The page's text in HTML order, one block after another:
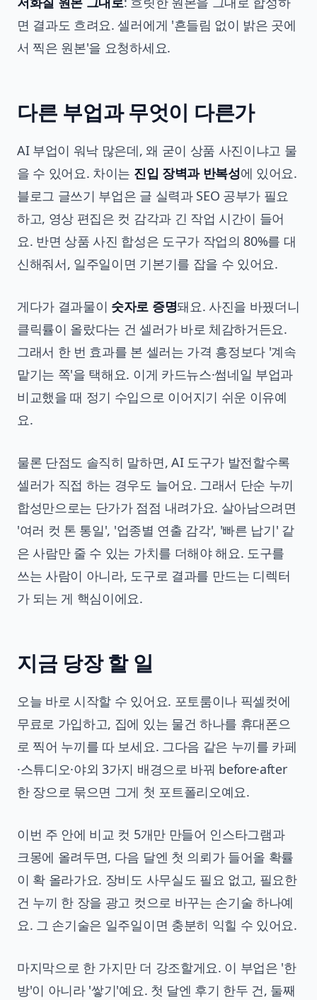
면 결과도 흐려요. 셀러에게 '흔들림 없이 밝은 곳에
서 찍은 원본'을 요청하세요.
다른 부업과 무엇이 다른가
AI 부업이 워낙 많은데, 왜 굳이 상품 사진이냐고 물
을 수 있어요. 차이는 진입 장벽과 반복성에 있어요.
블로그 글쓰기 부업은 글 실력과 SEO 공부가 필요
하고, 영상 편집은 컷 감각과 긴 작업 시간이 들어
요. 반면 상품 사진 합성은 도구가 작업의 80%를 대
신해줘서, 일주일이면 기본기를 잡을 수 있어요.
게다가 결과물이 숫자로 증명돼요. 사진을 바꿨더니
클릭률이 올랐다는 건 셀러가 바로 체감하거든요.
그래서 한 번 효과를 본 셀러는 가격 흥정보다 '계속
맡기는 쪽'을 택해요. 이게 카드뉴스·썸네일 부업과
비교했을 때 정기 수입으로 이어지기 쉬운 이유예
요.
물론 단점도 솔직히 말하면, AI 도구가 발전할수록
셀러가 직접 하는 경우도 늘어요. 그래서 단순 누끼
합성만으로는 단가가 점점 내려가요. 살아남으려면
'여러 컷 톤 통일', '업종별 연출 감각', '빠른 납기' 같
은 사람만 줄 수 있는 가치를 더해야 해요. 도구를
쓰는 사람이 아니라, 도구로 결과를 만드는 디렉터
가 되는 게 핵심이에요.
지금 당장 할 일
오늘 바로 시작할 수 있어요. 포토룸이나 픽셀컷에
무료로 가입하고, 집에 있는 물건 하나를 휴대폰으
로 찍어 누끼를 따 보세요. 그다음 같은 누끼를 카페
·스튜디오·야외 3가지 배경으로 바꿔 before·after
한 장으로 묶으면 그게 첫 포트폴리오예요.
이번 주 안에 비교 컷 5개만 만들어 인스타그램과
크몽에 올려두면, 다음 달엔 첫 의뢰가 들어올 확률
이 확 올라가요. 장비도 사무실도 필요 없고, 필요한
건 누끼 한 장을 광고 컷으로 바꾸는 손기술 하나예
요. 그 손기술은 일주일이면 충분히 익힐 수 있어요.
마지막으로 한 가지만 더 강조할게요. 이 부업은 '한
방'이 아니라 '쌓기'예요. 첫 달엔 후기 한두 건, 둘째